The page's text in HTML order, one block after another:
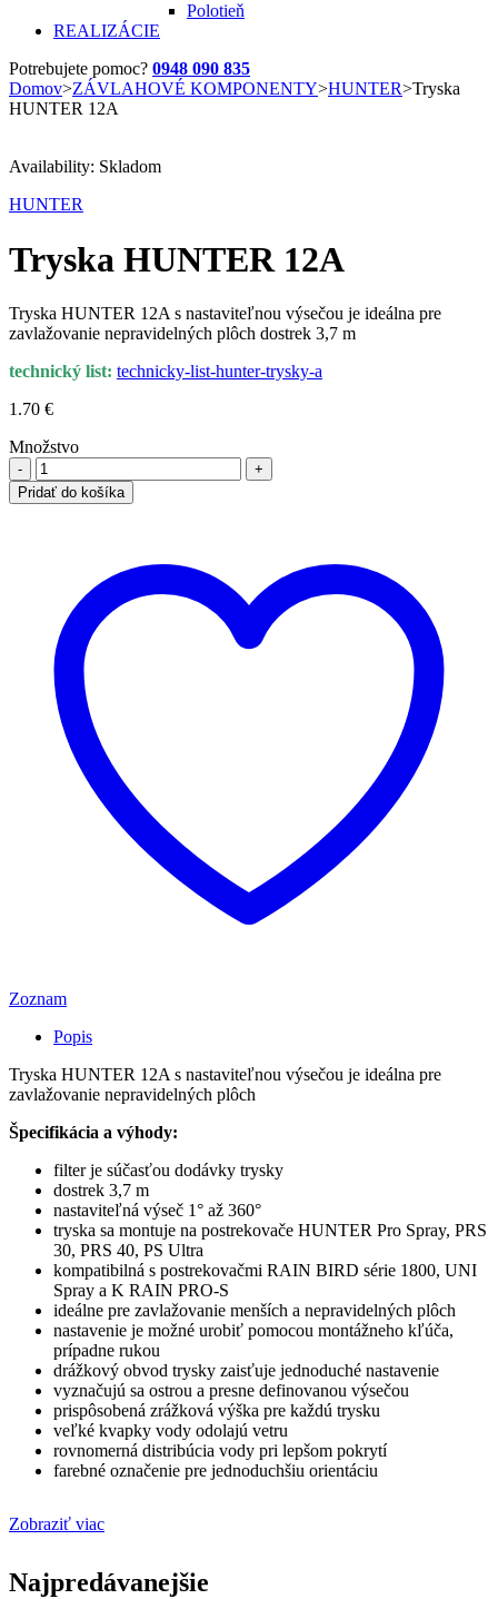
Polotieň
REALIZÁCIE
Potrebujete pomoc? 0948 090 835
Domov>ZÁVLAHOVÉ KOMPONENTY>HUNTER>Tryska
HUNTER 12A
Availability: Skladom
HUNTER
Tryska HUNTER 12A
Tryska HUNTER 12A s nastaviteľnou výsečou je ideálna pre
zavlažovanie nepravidelných plôch dostrek 3,7 m
technický list: technicky-list-hunter-trysky-a
1.70 €
Množstvo
množstvo
Tryska
HUNTER
Pridať do košíka
Zoznam
Popis
Tryska HUNTER 12A s nastaviteľnou výsečou je ideálna pre
zavlažovanie nepravidelných plôch
Špecifikácia a výhody:
filter je súčasťou dodávky trysky
dostrek 3,7 m
nastaviteľná výseč 1° až 360°
tryska sa montuje na postrekovače HUNTER Pro Spray, PRS
30, PRS 40, PS Ultra
kompatibilná s postrekovačmi RAIN BIRD série 1800, UNI
Spray a K RAIN PRO-S
ideálne pre zavlažovanie menších a nepravidelných plôch
nastavenie je možné urobiť pomocou montážneho kľúča,
prípadne rukou
drážkový obvod trysky zaisťuje jednoduché nastavenie
vyznačujú sa ostrou a presne definovanou výsečou
prispôsobená zrážková výška pre každú trysku
veľké kvapky vody odolajú vetru
rovnomerná distribúcia vody pri lepšom pokrytí
farebné označenie pre jednoduchšiu orientáciu
Zobraziť viac
Najpredávanejšie